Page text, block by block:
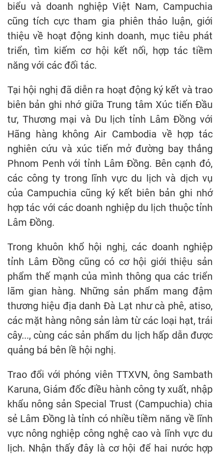
biểu và doanh nghiệp Việt Nam, Campuchia
cũng tích cực tham gia phiên thảo luận, giới
thiệu về hoạt động kinh doanh, mục tiêu phát
triển, tìm kiếm cơ hội kết nối, hợp tác tiềm
năng với các đối tác.
Tại hội nghị đã diễn ra hoạt động ký kết và trao
biên bản ghi nhớ giữa Trung tâm Xúc tiến Đầu
tư, Thương mại và Du lịch tỉnh Lâm Đồng với
Hãng hàng không Air Cambodia về hợp tác
nghiên cứu và xúc tiến mở đường bay thẳng
Phnom Penh với tỉnh Lâm Đồng. Bên cạnh đó,
các công ty trong lĩnh vực du lịch và dịch vụ
của Campuchia cũng ký kết biên bản ghi nhớ
hợp tác với các doanh nghiệp du lịch thuộc tỉnh
Lâm Đồng.
Trong khuôn khổ hội nghị, các doanh nghiệp
tỉnh Lâm Đồng cũng có cơ hội giới thiệu sản
phẩm thế mạnh của mình thông qua các triển
lãm gian hàng. Những sản phẩm mang đậm
thương hiệu địa danh Đà Lạt như cà phê, atiso,
các mặt hàng nông sản làm từ các loại hạt, trái
cây..., cùng các sản phẩm du lịch hấp dẫn được
quảng bá bên lề hội nghị.
Trao đổi với phóng viên TTXVN, ông Sambath
Karuna, Giám đốc điều hành công ty xuất, nhập
khẩu nông sản Special Trust (Campuchia) chia
sẻ Lâm Đồng là tỉnh có nhiều tiềm năng về lĩnh
vực nông nghiệp công nghệ cao và lĩnh vực du
lịch. Nhận thấy đây là cơ hội để hai nước hợp